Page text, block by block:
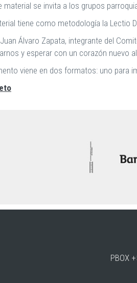
material se invita a los grupos
tiene como metodología la Lectio
Álvaro Zapata, integrante del
y esperar con un corazón nuevo
viene en dos formatos: uno para
PBOX